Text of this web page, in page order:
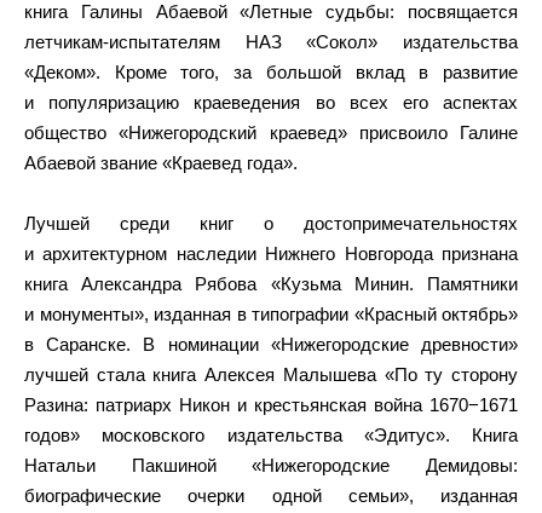
книга Галины Абаевой «Летные судьбы: посвящается
летчикам-испытателям НАЗ «Сокол» издательства
«Деком». Кроме того, за большой вклад в развитие
и популяризацию краеведения во всех его аспектах
общество «Нижегородский краевед» присвоило Галине
Абаевой звание «Краевед года».
Лучшей среди книг о достопримечательностях
и архитектурном наследии Нижнего Новгорода признана
книга Александра Рябова «Кузьма Минин. Памятники
и монументы», изданная в типографии «Красный октябрь»
в Саранске. В номинации «Нижегородские древности»
лучшей стала книга Алексея Малышева «По ту сторону
Разина: патриарх Никон и крестьянская война 1670−1671
годов» московского издательства «Эдитус». Книга
Натальи Пакшиной «Нижегородские Демидовы:
биографические очерки одной семьи», изданная